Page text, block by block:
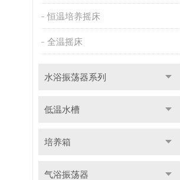
恒温培养摇床
全温摇床
水浴振荡器系列
低温水槽
培养箱
气浴振荡器